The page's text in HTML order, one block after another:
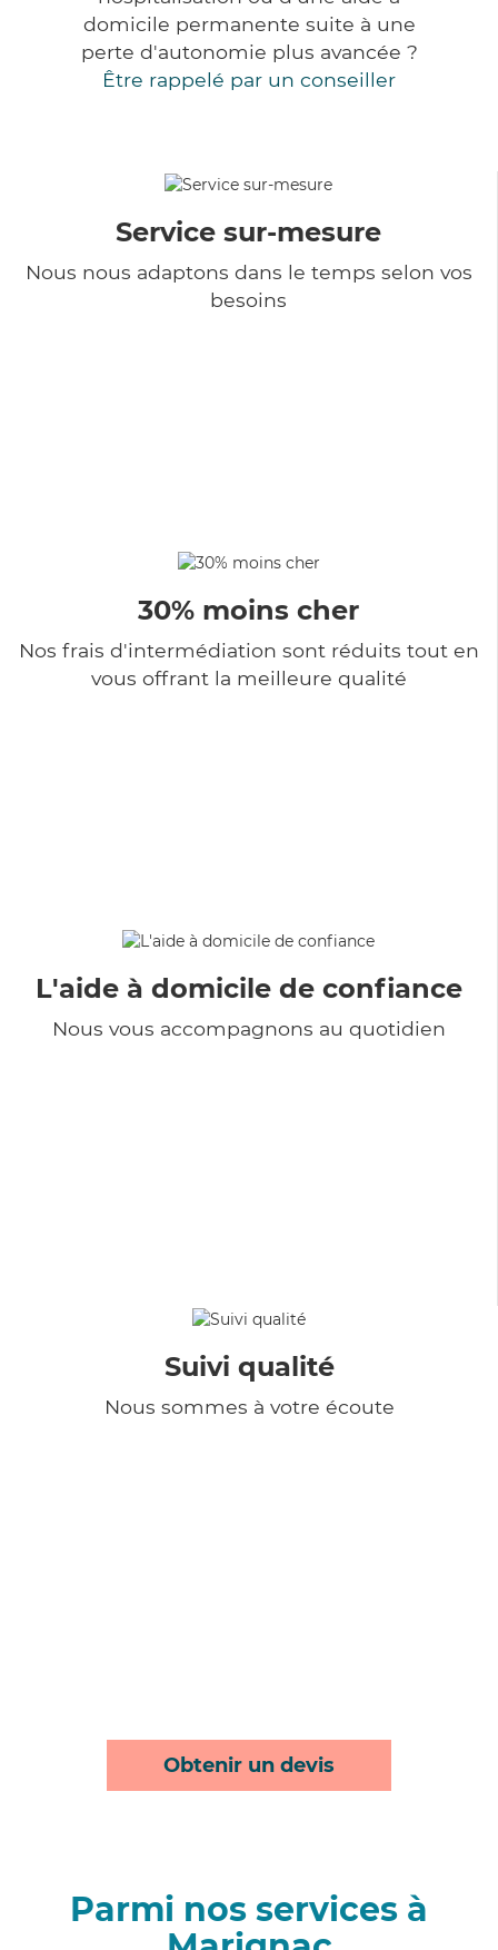
domicile permanente suite à une
perte d'autonomie plus avancée ?
Être rappelé par un conseiller
Service sur-mesure
Nous nous adaptons dans le temps selon vos
besoins
30% moins cher
Nos frais d'intermédiation sont réduits tout en
vous offrant la meilleure qualité
L'aide à domicile de confiance
Nous vous accompagnons au quotidien
Suivi qualité
Nous sommes à votre écoute
Obtenir un devis
Parmi nos services à